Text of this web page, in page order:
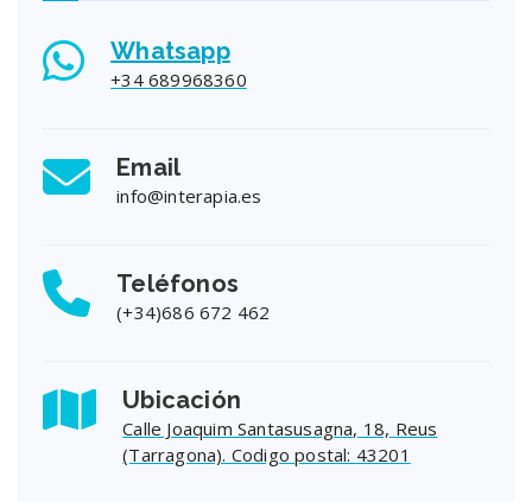
Whatsapp
+34 689968360
Email
info@interapia.es
Teléfonos
(+34)686 672 462
Ubicación
Calle Joaquim Santasusagna, 18, Reus
(Tarragona). Codigo postal: 43201